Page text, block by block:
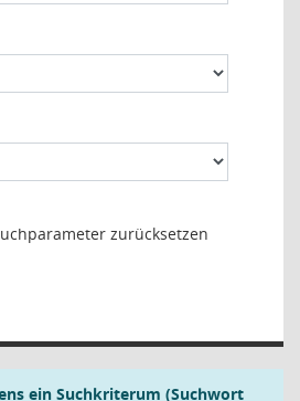
ein Suchkriterum (Suchwort